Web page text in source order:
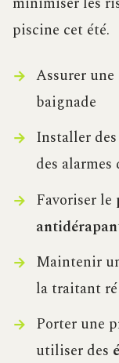
piscine cet été.
Assurer une
baignade
Installer des
des
Favoriser le
Maintenir
la traitant
Porter une
utiliser des